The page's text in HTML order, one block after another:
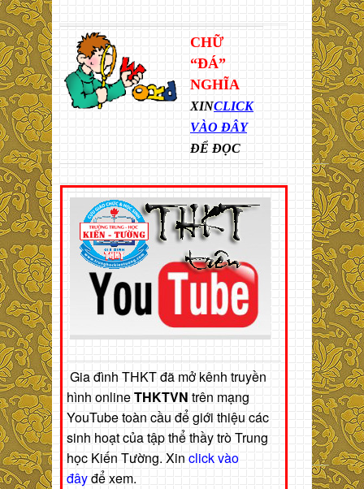
CHỮ
“ĐÁ”
NGHĨA
XINCLICK
VÀO ĐÂY
ĐỂ ĐỌC
Gia đình THKT đã mở kênh truyền
hình onlineTHKTVN trên mạng
YouTube toàn cầu để giới thiệu các
sinh hoạt của tập thể thầy trò Trung
học Kiến Tường. Xin click vào
đâyđể xem.